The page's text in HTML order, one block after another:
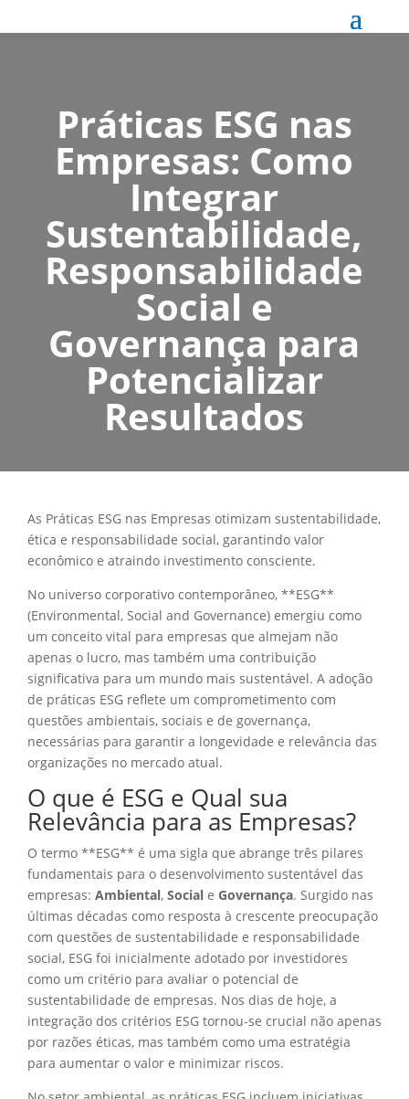
Práticas ESG nas
Empresas: Como
Integrar
Sustentabilidade,
Responsabilidade
Social e
Governança para
Potencializar
Resultados
As Práticas ESG nas Empresas otimizam sustentabilidade,
ética e responsabilidade social, garantindo valor
econômico e atraindo investimento consciente.
No universo corporativo contemporâneo, **ESG**
(Environmental, Social and Governance) emergiu como
um conceito vital para empresas que almejam não
apenas o lucro, mas também uma contribuição
significativa para um mundo mais sustentável. A adoção
de práticas ESG reflete um comprometimento com
questões ambientais, sociais e de governança,
necessárias para garantir a longevidade e relevância das
organizações no mercado atual.
O que é ESG e Qual sua
Relevância para as Empresas?
O termo **ESG** é uma sigla que abrange três pilares
fundamentais para o desenvolvimento sustentável das
empresas: Ambiental, Social e Governança. Surgido nas
últimas décadas como resposta à crescente preocupação
com questões de sustentabilidade e responsabilidade
social, ESG foi inicialmente adotado por investidores
como um critério para avaliar o potencial de
sustentabilidade de empresas. Nos dias de hoje, a
integração dos critérios ESG tornou-se crucial não apenas
por razões éticas, mas também como uma estratégia
para aumentar o valor e minimizar riscos.